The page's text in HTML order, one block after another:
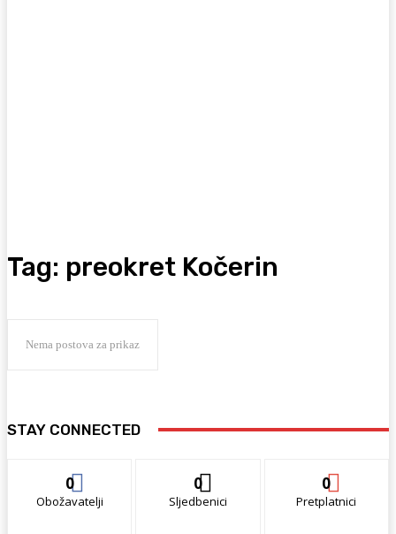
Tag: preokret Kočerin
Nema postova za prikaz
STAY CONNECTED
0
Obožavatelji
0
Sljedbenici
0
Pretplatnici